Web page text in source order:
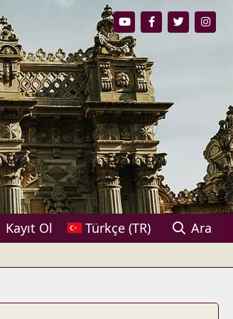
Kayıt Ol Türkçe (TR) Ara